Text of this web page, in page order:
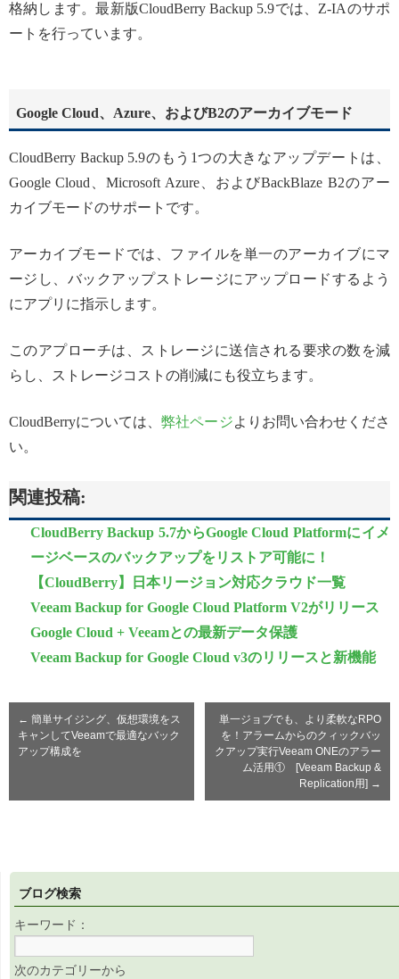
格納します。最新版CloudBerry Backup 5.9では、Z-IAのサポ
ートを行っています。
Google Cloud、Azure、およびB2のアーカイブモード
CloudBerry Backup 5.9のもう1つの大きなアップデートは、
Google Cloud、Microsoft Azure、およびBackBlaze B2のアー
カイブモードのサポートです。
アーカイブモードでは、ファイルを単一のアーカイブにマ
ージし、バックアップストレージにアップロードするよう
にアプリに指示します。
このアプローチは、ストレージに送信される要求の数を減
らし、ストレージコストの削減にも役立ちます。
CloudBerryについては、弊社ページよりお問い合わせくださ
い。
関連投稿:
CloudBerry Backup 5.7からGoogle Cloud Platformにイメ
ージベースのバックアップをリストア可能に！
【CloudBerry】日本リージョン対応クラウド一覧
Veeam Backup for Google Cloud Platform V2がリリース
Google Cloud + Veeamとの最新データ保護
Veeam Backup for Google Cloud v3のリリースと新機能
← 簡単サイジング、仮想環境をス
キャンしてVeeamで最適なバック
アップ構成を
単一ジョブでも、より柔軟なRPO
を！アラームからのクィックバッ
クアップ実行Veeam ONEのアラー
ム活用① [Veeam Backup &
Replication用] →
ブログ検索
キーワード：
次のカテゴリーから